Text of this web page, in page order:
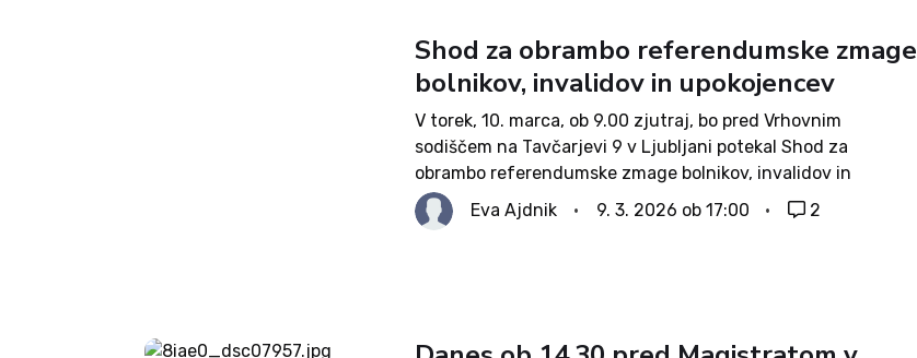
Shod za obrambo referendumske zmage
bolnikov, invalidov in upokojencev
V torek, 10. marca, ob 9.00 zjutraj, bo pred Vrhovnim
sodiščem na Tavčarjevi 9 v Ljubljani potekal Shod za
obrambo referendumske zmage bolnikov, invalidov in
upokojencev. Organizatorji dogodka vabijo vse državljane, ki
cenijo demokratične odločitve in spoštovanje volje ljudstva,
Eva Ajdnik 9. 3. 2026 ob 17:00 2